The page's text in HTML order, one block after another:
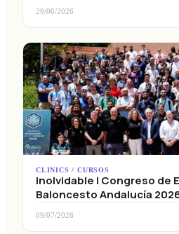
29/06/2026
CLINICS / CURSOS
Inolvidable I Congreso de
Baloncesto Andalucía
09/07/2026